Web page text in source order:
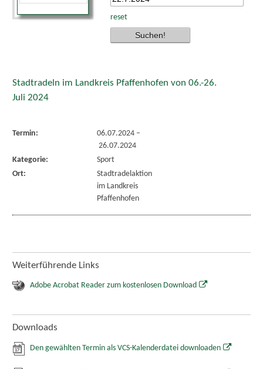
reset
Stadtradeln im Landkreis Pfaffenhofen von 06.-26.
Juli 2024
Termin: 06.07.2024–
26.07.2024
Kategorie:
Sport
Ort:
Stadtradelaktion
im Landkreis
Pfaffenhofen
Weiterführende Links
Adobe Acrobat Reader zum kostenlosen Download
Downloads
Den gewählten Termin als VCS-Kalenderdatei downloaden